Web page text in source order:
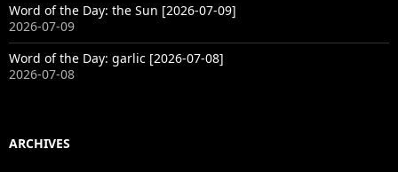
Word of the Day: the Sun [2026-07-09]
2026-07-09
Word of the Day: garlic [2026-07-08]
2026-07-08
ARCHIVES